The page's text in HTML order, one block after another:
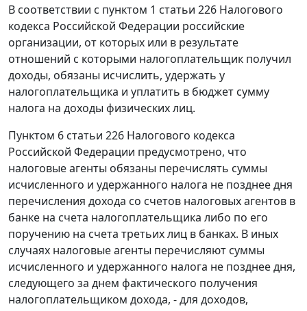
В соответствии с пунктом 1 статьи 226 Налогового
кодекса Российской Федерации российские
организации, от которых или в результате
отношений с которыми налогоплательщик получил
доходы, обязаны исчислить, удержать у
налогоплательщика и уплатить в бюджет сумму
налога на доходы физических лиц.
Пунктом 6 статьи 226 Налогового кодекса
Российской Федерации предусмотрено, что
налоговые агенты обязаны перечислять суммы
исчисленного и удержанного налога не позднее дня
перечисления дохода со счетов налоговых агентов в
банке на счета налогоплательщика либо по его
поручению на счета третьих лиц в банках. В иных
случаях налоговые агенты перечисляют суммы
исчисленного и удержанного налога не позднее дня,
следующего за днем фактического получения
налогоплательщиком дохода, - для доходов,